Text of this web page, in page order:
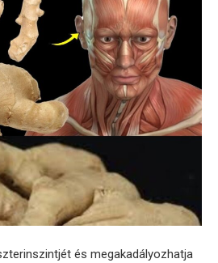
és megakadályozhatja